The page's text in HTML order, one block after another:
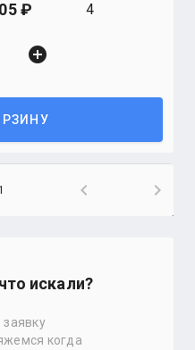
4
add_circle
chevron_left chevron_right
искали?
заявку
когда